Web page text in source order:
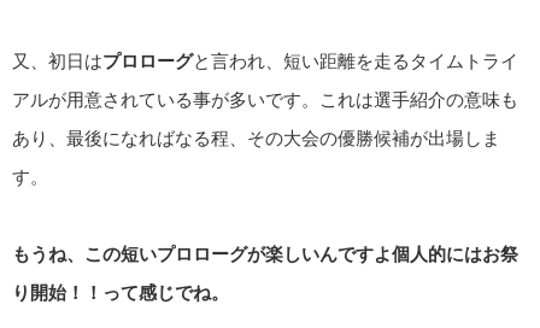
又、初日はプロローグと言われ、短い距離を走るタイムトライ
アルが用意されている事が多いです。これは選手紹介の意味も
あり、最後になればなる程、その大会の優勝候補が出場しま
す。
もうね、この短いプロローグが楽しいんですよ個人的にはお祭
り開始！！って感じでね。